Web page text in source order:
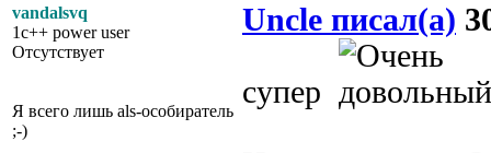
vandalsvq
1c++ power user
Отсутствует
Я всего лишь als-особиратель
;-)
Uncle писал(а)
супер